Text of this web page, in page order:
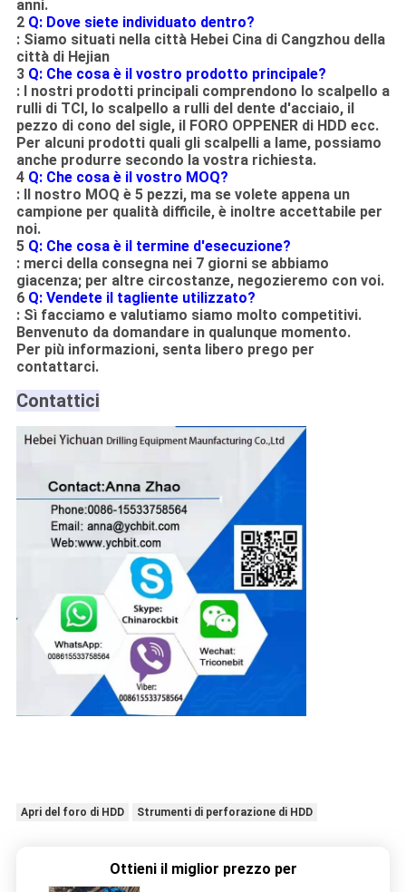
anni.
2 Q: Dove siete individuato dentro?
: Siamo situati nella città Hebei Cina di Cangzhou della
città di Hejian
3 Q: Che cosa è il vostro prodotto principale?
: I nostri prodotti principali comprendono lo scalpello a
rulli di TCI, lo scalpello a rulli del dente d'acciaio, il
pezzo di cono del sigle, il FORO OPPENER di HDD ecc.
Per alcuni prodotti quali gli scalpelli a lame, possiamo
anche produrre secondo la vostra richiesta.
4 Q: Che cosa è il vostro MOQ?
: Il nostro MOQ è 5 pezzi, ma se volete appena un
campione per qualità difficile, è inoltre accettabile per
noi.
5 Q: Che cosa è il termine d'esecuzione?
: merci della consegna nei 7 giorni se abbiamo
giacenza; per altre circostanze, negozieremo con voi.
6 Q: Vendete il tagliente utilizzato?
: Sì facciamo e valutiamo siamo molto competitivi.
Benvenuto da domandare in qualunque momento.
Per più informazioni, senta libero prego per
contattarci.
Contattici
Apri del foro di HDD Strumenti di perforazione di HDD
Ottieni il miglior prezzo per